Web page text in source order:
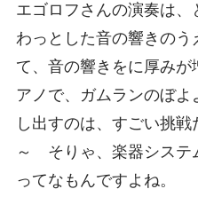
エゴロフさんの演奏は、
わっとした音の響きのう
て、音の響きをに厚み
アノで、ガムランのぼ
し出すのは、すごい挑
～ そりゃ、楽器システ
ってなもんですよね。